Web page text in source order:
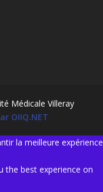
Médicale Villeray
OIIQ.NET
la meilleure expérience
the best experience on